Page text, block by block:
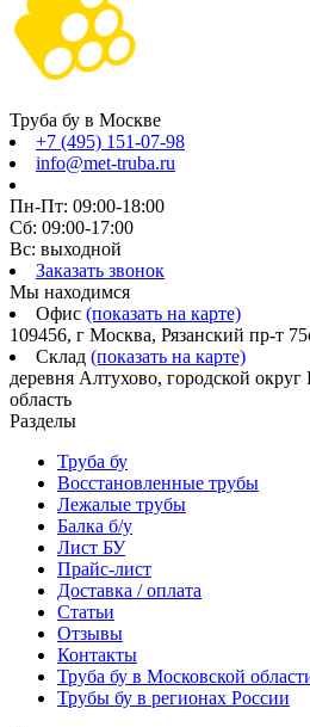
Труба бу в Москве
+7 (495) 151-07-98
info@met-truba.ru
Пн-Пт: 09:00-18:00
Сб: 09:00-17:00
Вс: выходной
Заказать звонок
Мы находимся
Офис (показать на карте)
109456, г Москва, Рязанский пр-т
Склад (показать на карте)
деревня Алтухово, городской
область
Разделы
Труба бу
Восстановленные трубы
Лежалые трубы
Балка б/у
Лист БУ
Прайс-лист
Доставка / оплата
Статьи
Отзывы
Контакты
Труба бу в Московской
Трубы бу в регионах России